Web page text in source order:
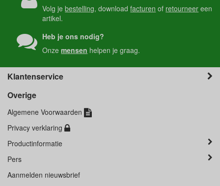
Volg jebestelling, downloadfacturen of retourneer een
artikel.
Heb je ons nodig?
Onzemensen helpen je graag.
Klantenservice
Overige
Algemene Voorwaarden
Privacy verklaring
Productinformatie
Pers
Aanmelden nieuwsbrief